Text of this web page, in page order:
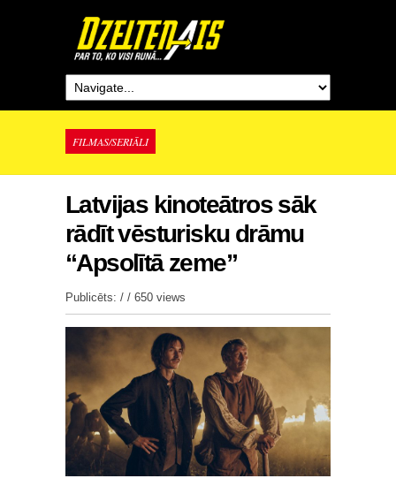
FILMAS/SERIĀLI
Latvijas kinoteātros sāk
rādīt vēsturisku drāmu
“Apsolītā zeme”
Publicēts: / / 650 views